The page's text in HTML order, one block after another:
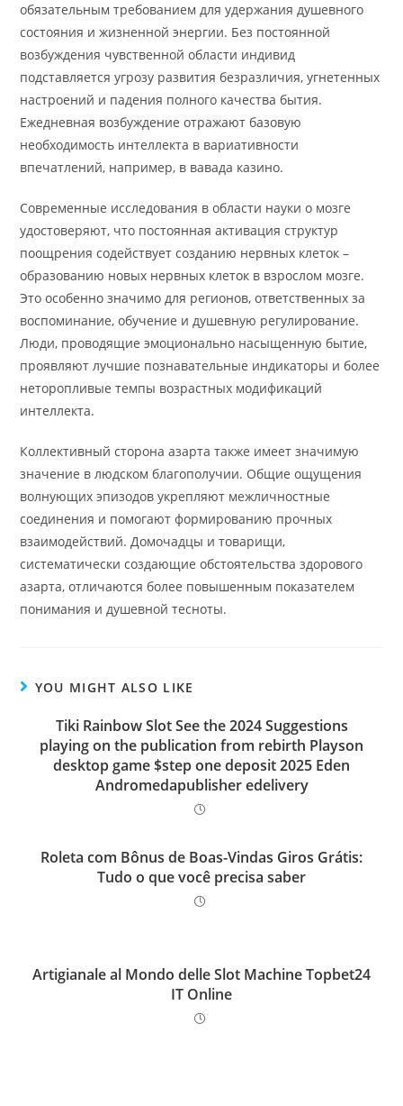
обязательным требованием для удержания душевного
состояния и жизненной энергии. Без постоянной
возбуждения чувственной области индивид
подставляется угрозу развития безразличия, угнетенных
настроений и падения полного качества бытия.
Ежедневная возбуждение отражают базовую
необходимость интеллекта в вариативности
впечатлений, например, в вавада казино.
Современные исследования в области науки о мозге
удостоверяют, что постоянная активация структур
поощрения содействует созданию нервных клеток –
образованию новых нервных клеток в взрослом мозге.
Это особенно значимо для регионов, ответственных за
воспоминание, обучение и душевную регулирование.
Люди, проводящие эмоционально насыщенную бытие,
проявляют лучшие познавательные индикаторы и более
неторопливые темпы возрастных модификаций
интеллекта.
Коллективный сторона азарта также имеет значимую
значение в людском благополучии. Общие ощущения
волнующих эпизодов укрепляют межличностные
соединения и помогают формированию прочных
взаимодействий. Домочадцы и товарищи,
систематически создающие обстоятельства здорового
азарта, отличаются более повышенным показателем
понимания и душевной тесноты.
YOU MIGHT ALSO LIKE
Tiki Rainbow Slot See the 2024 Suggestions
playing on the publication from rebirth Playson
desktop game $step one deposit 2025 Eden
Andromedapublisher edelivery
Roleta com Bônus de Boas-Vindas Giros Grátis:
Tudo o que você precisa saber
Artigianale al Mondo delle Slot Machine Topbet24
IT Online